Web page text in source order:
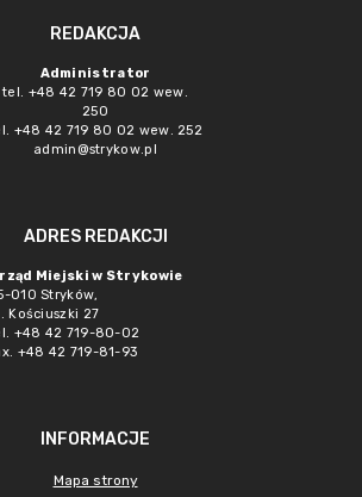
REDAKCJA
Administrator
tel. +48 42 719 80 02 wew.
250
+48 42 719 80 02 wew. 252
admin@strykow.pl
ADRES REDAKCJI
Miejski w Strykowie
010 Stryków,
Kościuszki 27
+48 42 719-80-02
+48 42 719-81-93
INFORMACJE
Mapa strony